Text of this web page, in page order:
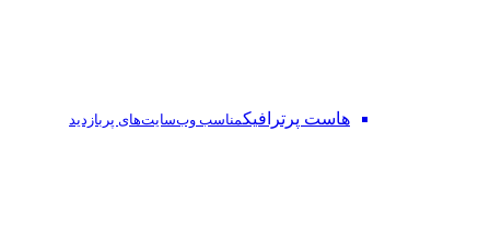
هاست پرترافیکمناسب وب‌سایت‌های پربازدید